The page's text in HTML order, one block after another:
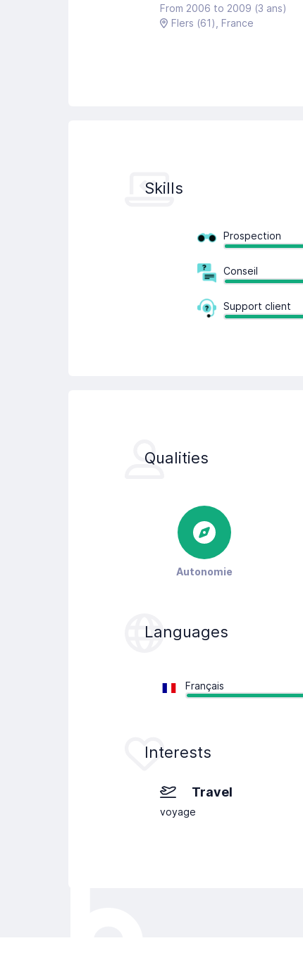
From 2006 to 2009 (3 ans)
Flers (61) , France
Skills
Prospection
Conseil
Support client
Qualities
Autonomie
Languages
Français
Interests
Travel
voyage